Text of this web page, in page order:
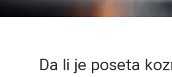
Da li je poseta